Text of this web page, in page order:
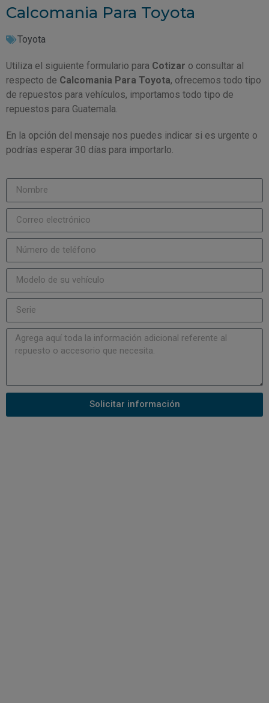
Calcomania Para Toyota
Toyota
Utiliza el siguiente formulario para Cotizar o consultar al
respecto de Calcomania Para Toyota, ofrecemos todo tipo
de repuestos para vehículos, importamos todo tipo de
repuestos para Guatemala.
En la opción del mensaje nos puedes indicar si es urgente o
podrías esperar 30 días para importarlo.
Solicitar información